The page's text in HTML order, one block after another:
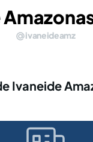
ivaneideamz
Ivaneide